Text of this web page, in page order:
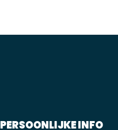
PERSOONLIJKE INFO